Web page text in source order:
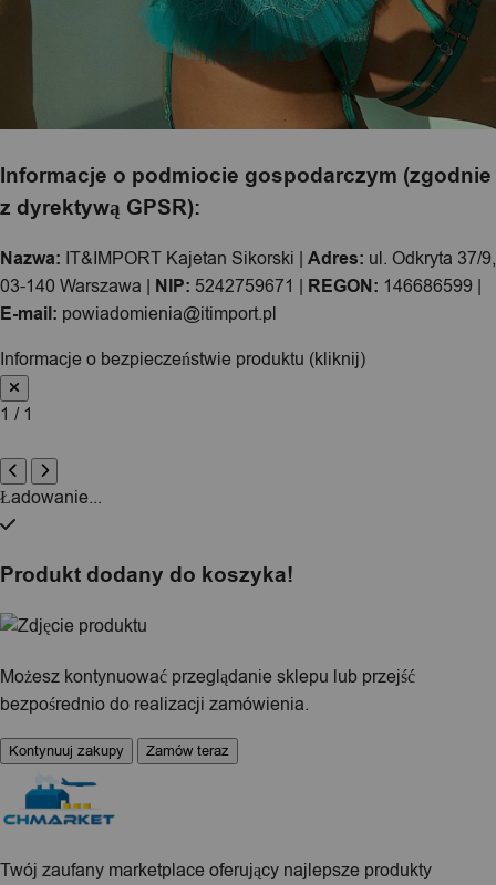
Informacje o podmiocie gospodarczym (zgodnie
z dyrektywą GPSR):
Nazwa: IT&IMPORT Kajetan Sikorski | Adres: ul. Odkryta 37/9,
03-140 Warszawa | NIP: 5242759671 | REGON: 146686599 |
E-mail: powiadomienia@itimport.pl
Informacje o bezpieczeństwie produktu (kliknij)
1 / 1
Ładowanie...
Produkt dodany do koszyka!
Możesz kontynuować przeglądanie sklepu lub przejść
bezpośrednio do realizacji zamówienia.
Kontynuuj zakupy Zamów teraz
Twój zaufany marketplace oferujący najlepsze produkty